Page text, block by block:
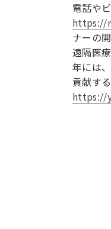
電話や
https://
ナーの
遠隔医
年には
貢献す
https://